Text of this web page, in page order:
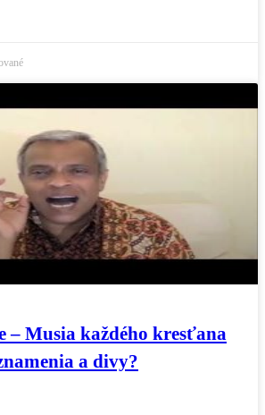
– Musia každého kresťana
a divy?